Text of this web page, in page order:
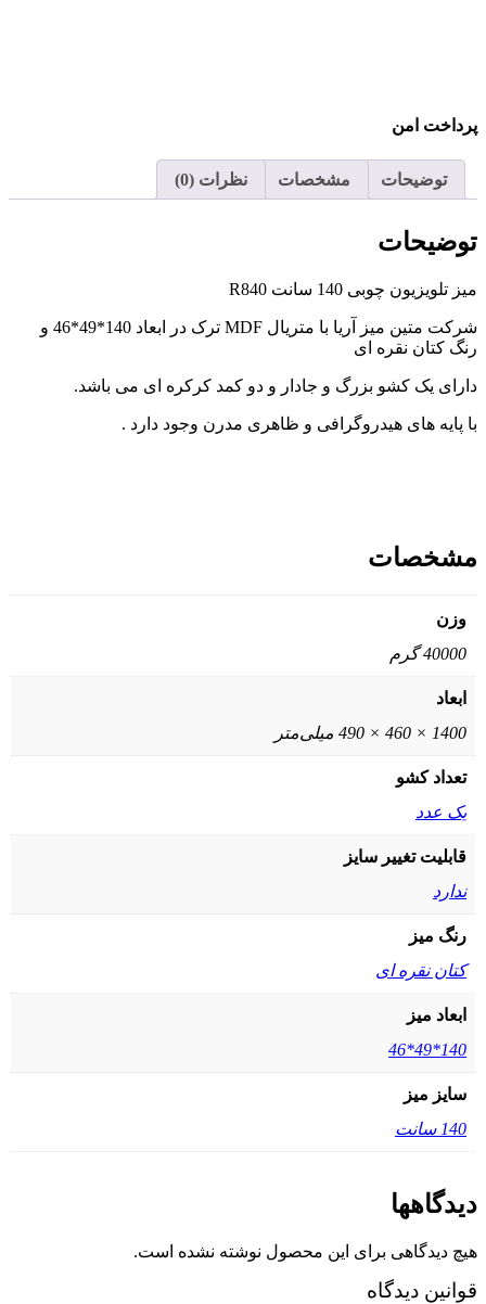
پرداخت امن
توضیحات مشخصات نظرات (0)
توضیحات
میز تلویزیون چوبی 140 سانت R840
شرکت متین میز آریا با متریال MDF ترک در ابعاد 140*49*46 و
رنگ کتان نقره ای
دارای یک کشو بزرگ و جادار و دو کمد کرکره ای می باشد.
با پایه های هیدروگرافی و ظاهری مدرن وجود دارد .
مشخصات
وزن
40000 گرم
ابعاد
1400 × 460 × 490 میلی‌متر
تعداد کشو
یک عدد
قابلیت تغییر سایز
ندارد
رنگ میز
کتان نقره ای
ابعاد میز
140*49*46
سایز میز
140 سانت
دیدگاهها
هیچ دیدگاهی برای این محصول نوشته نشده است.
قوانین دیدگاه